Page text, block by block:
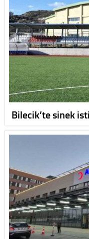
Bilecik’te sinek